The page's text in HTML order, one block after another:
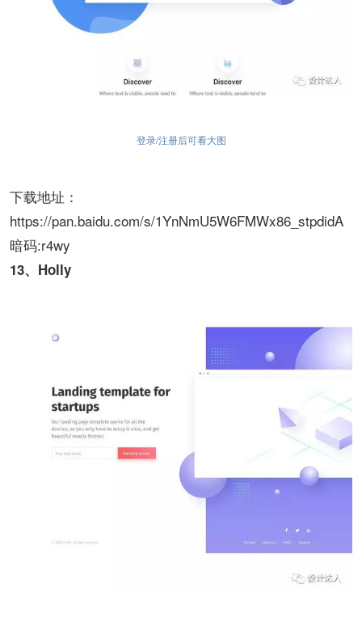
登录/注册后可看大图
下载地址：
https://pan.baidu.com/s/1YnNmU5W6FMWx86_stpdidA
暗码:r4wy
13、Holly